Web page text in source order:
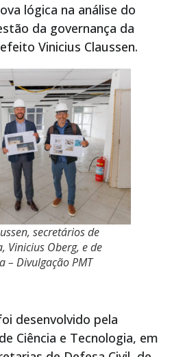
lógica na análise do
da governança da
Vinicius Claussen.
secretários de
Vinicius Oberg, e de
– Divulgação PMT
desenvolvido pela
Ciência e Tecnologia, em